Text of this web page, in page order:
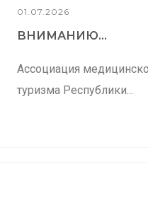
01.07.2026
ВНИМАНИЮ...
Ассоциация
туризма Республики...